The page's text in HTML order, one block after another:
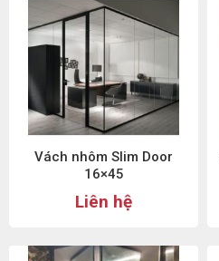
Vách nhôm Slim Door
16×45
Liên hệ